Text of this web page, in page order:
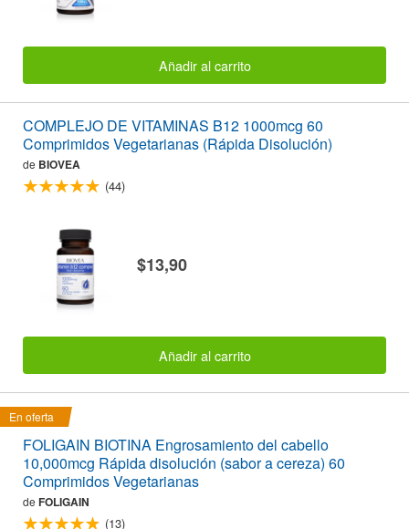
Añadir al carrito
COMPLEJO DE VITAMINAS B12 1000mcg 60
Comprimidos Vegetarianas (Rápida Disolución)
de BIOVEA
(44)
$13,90
Añadir al carrito
En oferta
FOLIGAIN BIOTINA Engrosamiento del cabello
10,000mcg Rápida disolución (sabor a cereza) 60
Comprimidos Vegetarianas
de FOLIGAIN
(13)